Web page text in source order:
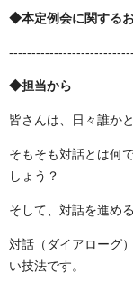
◆本定例会に関する
◆担当から
皆さんは、日々誰か
そもそも対話とは何
しょう？
そして、対話を進め
対話（ダイアローグ
い技法です。